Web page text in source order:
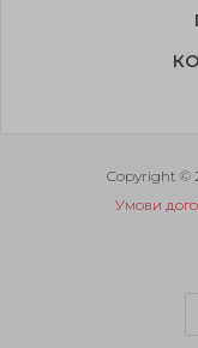
Copyright ©
Умови